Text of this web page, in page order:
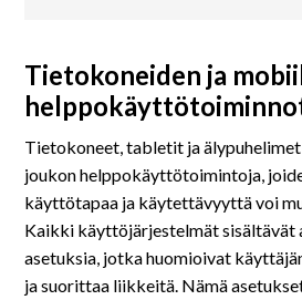
Tietokoneiden ja
Tietokoneet, tabletit ja
joukon helppokäyttötoimintoja,
käyttötapaa ja käytettävyyttä voi
Kaikki käyttöjärjestelmät sisältävät
asetuksia, jotka huomioivat
ja suorittaa liikkeitä. Nämä